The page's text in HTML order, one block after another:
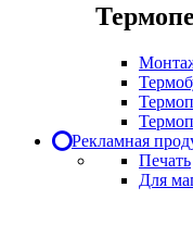
Рекламная
Печать
Для